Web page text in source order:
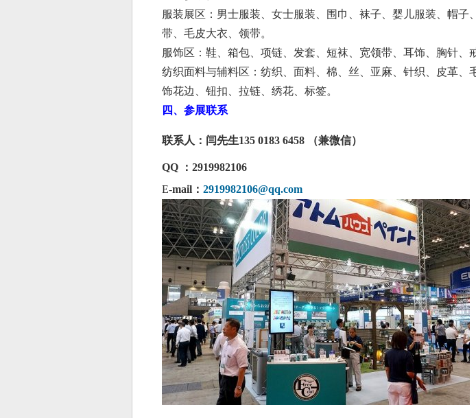
服装展区：男士服装、女士服装、围巾、袜子、婴儿服装、帽子
带、毛皮大衣、领带。
服饰区： 鞋 箱包 、项链、发套、短袜、宽领带、耳饰、胸针、
纺织面料与辅料区：纺织、面料、棉、丝、亚麻、针织、皮革、
饰花边、钮扣、拉链、绣花、标签。
四、 参展联系
联系人：闫先生135 0183 6458 （兼微信）
QQ ：2919982106
E-mail： 2919982106@qq.com